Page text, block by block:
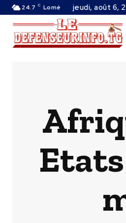
24.7 C Lomé jeudi, août 6,